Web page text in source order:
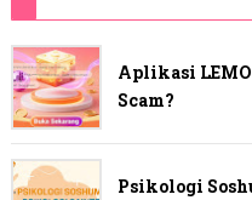
Aplikasi
Scam?
Psikologi